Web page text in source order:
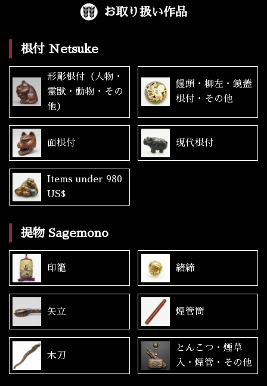
お取り扱い作品
根付 Netsuke
形彫根付（人物・
霊獣・動物・その
他）
饅頭・柳左・鏡蓋
根付・その他
面根付 現代根付
Items under 980
US$
提物 Sagemono
印籠 緒締
矢立 煙管筒
木刀
とんこつ・煙草
入・煙管・その他